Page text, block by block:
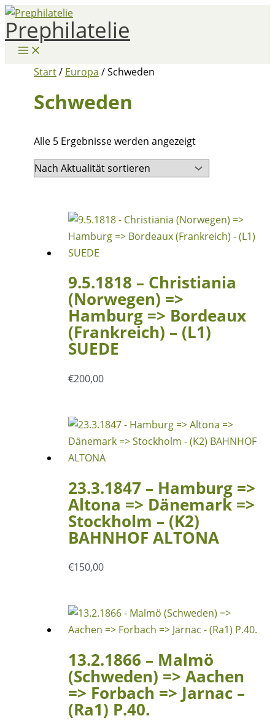
Zum
Inhalt
springen
Prephilatelie
Start/ Europa / Schweden
Schweden
Alle 5 Ergebnisse werden angezeigtNach
Aktualität
sortiert
9.5.1818 – Christiania
(Norwegen) =>
Hamburg => Bordeaux
(Frankreich) – (L1)
SUEDE
€200,00
23.3.1847 – Hamburg =>
Altona => Dänemark =>
Stockholm – (K2)
BAHNHOF ALTONA
€150,00
13.2.1866 – Malmö
(Schweden) => Aachen
=> Forbach => Jarnac –
(Ra1) P.40.